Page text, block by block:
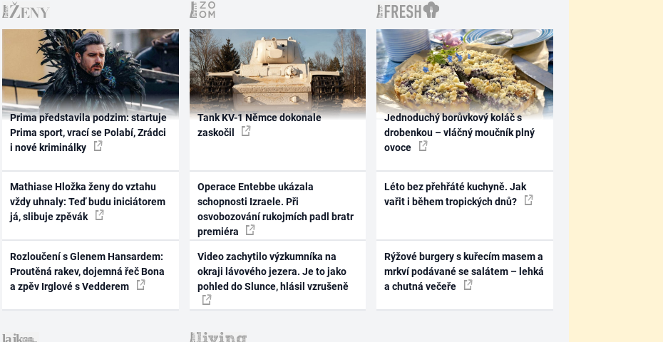
Prima představila podzim: startuje
Prima sport, vrací se Polabí, Zrádci
i nové kriminálky
Mathiase Hložka ženy do vztahu
vždy uhnaly: Teď budu iniciátorem
já, slibuje zpěvák
Rozloučení s Glenem Hansardem:
Proutěná rakev, dojemná řeč Bona
a zpěv Irglové s Vedderem
Tank KV-1 Němce dokonale
zaskočil
Operace Entebbe ukázala
schopnosti Izraele. Při
osvobozování rukojmích padl bratr
premiéra
Video zachytilo výzkumníka na
okraji lávového jezera. Je to jako
pohled do Slunce, hlásil vzrušeně
Jednoduchý borůvkový koláč s
drobenkou – vláčný moučník plný
ovoce
Léto bez přehřáté kuchyně. Jak
vařit i během tropických dnů?
Rýžové burgery s kuřecím masem a
mrkví podávané se salátem – lehká
a chutná večeře